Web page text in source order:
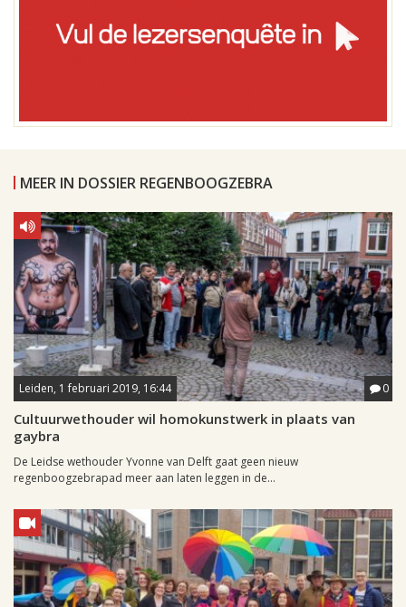
MEER IN DOSSIER REGENBOOGZEBRA
Leiden, 1 februari 2019, 16:44 0
Cultuurwethouder wil homokunstwerk in plaats van
gaybra
De Leidse wethouder Yvonne van Delft gaat geen nieuw
regenboogzebrapad meer aan laten leggen in de...